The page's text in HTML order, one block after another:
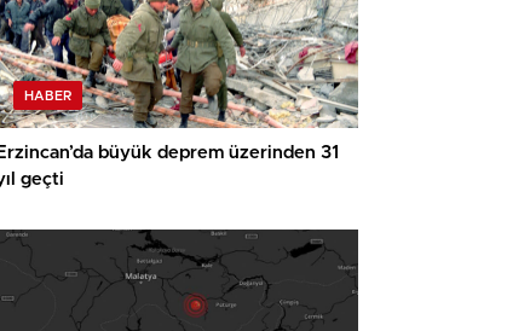
HABER
Erzincan’da büyük deprem üzerinden 31
geçti